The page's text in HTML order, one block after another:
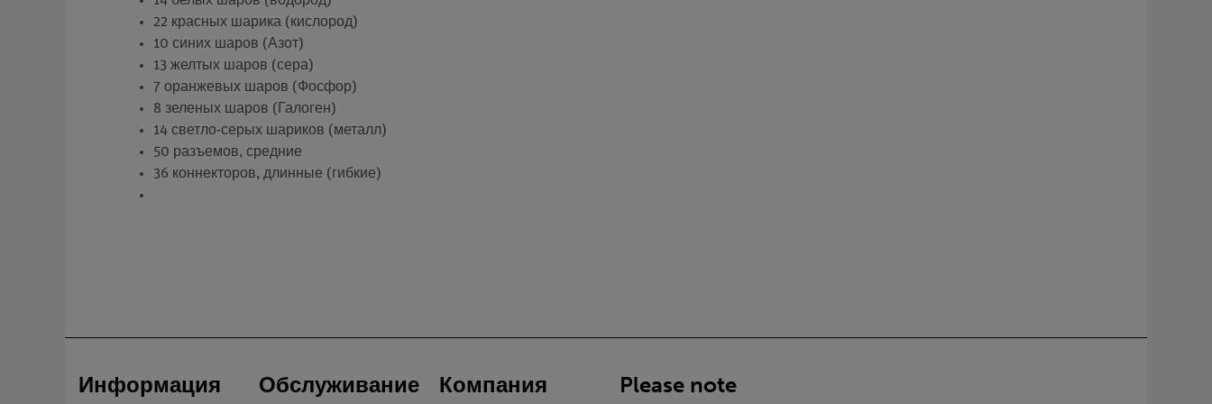
22 красных шарика (кислород)
10 синих шаров (Азот)
13 желтых шаров (сера)
7 оранжевых шаров (Фосфор)
8 зеленых шаров (Галоген)
14 светло-серых шариков (металл)
50 разъемов, средние
36 коннекторов, длинные (гибкие)
Информация Обслуживание Компания Please note